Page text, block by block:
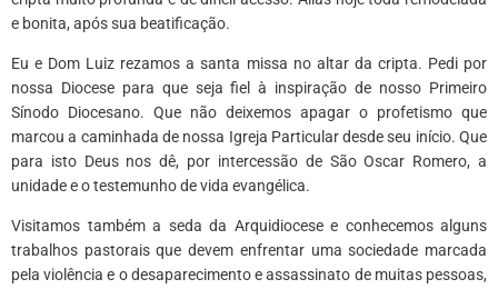
e bonita, após sua beatificação.
Eu e Dom Luiz rezamos a santa missa no altar da cripta. Pedi por
nossa Diocese para que seja fiel à inspiração de nosso Primeiro
Sínodo Diocesano. Que não deixemos apagar o profetismo que
marcou a caminhada de nossa Igreja Particular desde seu início. Que
para isto Deus nos dê, por intercessão de São Oscar Romero, a
unidade e o testemunho de vida evangélica.
Visitamos também a seda da Arquidiocese e conhecemos alguns
trabalhos pastorais que devem enfrentar uma sociedade marcada
pela violência e o desaparecimento e assassinato de muitas pessoas,